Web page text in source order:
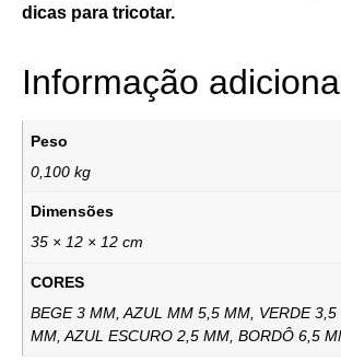
dicas para tricotar.
Informação
Peso
0,100 kg
Dimensões
35 × 12 × 12 cm
CORES
BEGE 3 MM, AZUL MM 5,5 MM, VERDE
MM, AZUL ESCURO 2,5 MM, BORDÔ 6,5